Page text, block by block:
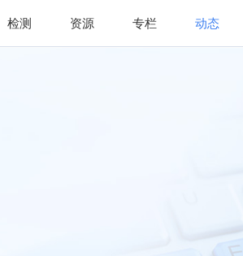
检测 资源 专栏 动态